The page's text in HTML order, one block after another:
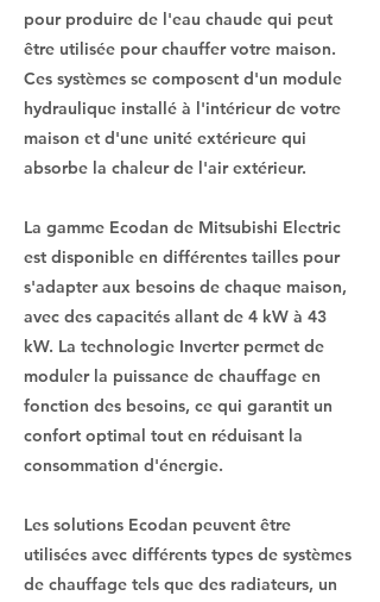
pour produire de l'eau chaude qui peut
être utilisée pour chauffer votre maison.
Ces systèmes se composent d'un module
hydraulique installé à l'intérieur de votre
maison et d'une unité extérieure qui
absorbe la chaleur de l'air extérieur.
La gamme Ecodan de Mitsubishi Electric
est disponible en différentes tailles pour
s'adapter aux besoins de chaque maison,
avec des capacités allant de 4 kW à 43
kW. La technologie Inverter permet de
moduler la puissance de chauffage en
fonction des besoins, ce qui garantit un
confort optimal tout en réduisant la
consommation d'énergie.
Les solutions Ecodan peuvent être
utilisées avec différents types de systèmes
de chauffage tels que des radiateurs, un